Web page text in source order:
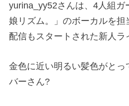
yurina_yy52さんは、 4人組ガ
娘リズム。」のボーカルを担
配信もスタートされた新人ラ
金色に近い明るい髪色がとっ
バーさん?